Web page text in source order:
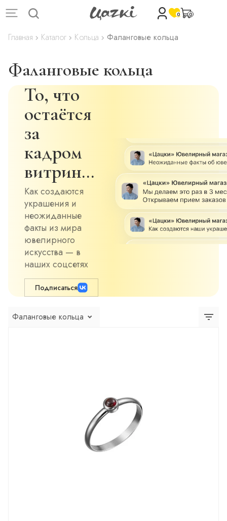
0 0
Главная Каталог Кольца Фаланговые кольца
Фаланговые кольца
То, что
остаётся
за
кадром
витрин…
Как создаются
украшения и
неожиданные
факты из мира
ювелирного
искусства — в
наших соцсетях
Подписаться
Фаланговые кольца